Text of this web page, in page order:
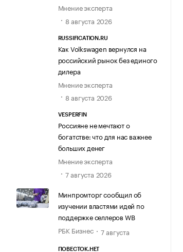
Мнение эксперта
8 августа 2026
RUSSIFICATION.RU
Как Volkswagen вернулся на
российский рынок без единого
дилера
Мнение эксперта
8 августа 2026
VESPERFIN
Россияне не мечтают о
богатстве: что для нас важнее
больших денег
Мнение эксперта
7 августа 2026
Минпромторг сообщил об
изучении властями идей по
поддержке селлеров WB
РБК Бизнес
7 августа
ПОВЕСТОК.НЕТ